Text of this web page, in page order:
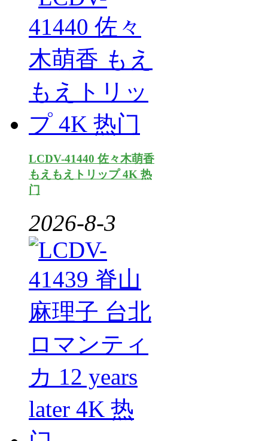
LCDV-41440 佐々木萌香
もえもえトリップ 4K 热
门
2026-8-3